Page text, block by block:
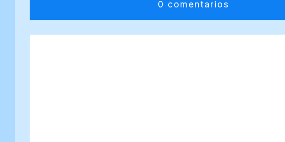
0 comentarios